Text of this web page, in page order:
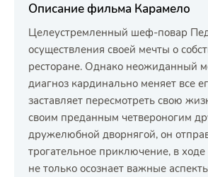
Описание фильма Карамело
Целеустремленный шеф-повар
осуществления своей мечты о
ресторане. Однако неожиданный
диагноз кардинально меняет все
заставляет пересмотреть свою
своим преданным четвероногим
дружелюбной дворнягой, он
трогательное приключение, в
не только осознает важные